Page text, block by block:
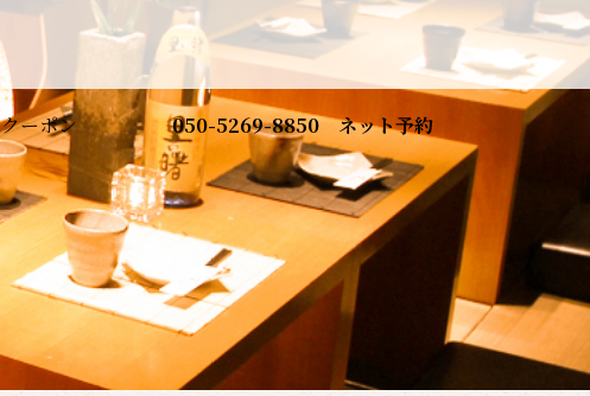
クーポン 050-5269-8850 ネット予約